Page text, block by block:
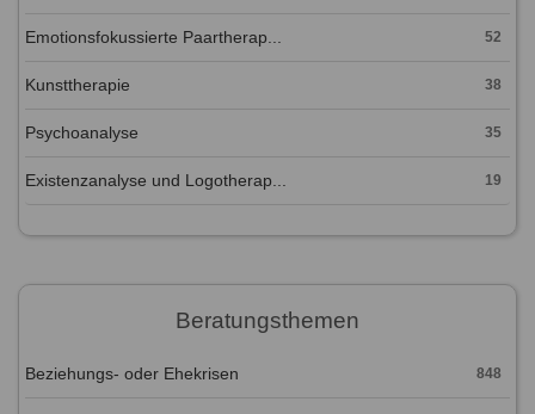
Emotionsfokussierte Paartherap... 52
Kunsttherapie 38
Psychoanalyse 35
Existenzanalyse und Logotherap... 19
Beratungsthemen
Beziehungs- oder Ehekrisen 848